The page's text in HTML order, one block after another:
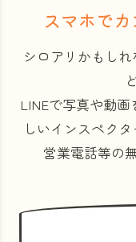
スマホで
シロアリかもし
LINEで写真や動画
しいインスペク
営業電話等の